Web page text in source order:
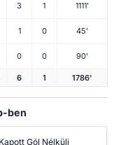
3 1 1111'
1 0 45'
0 0 90'
6 1 1786'
ben
Kapott Gól Nélküli